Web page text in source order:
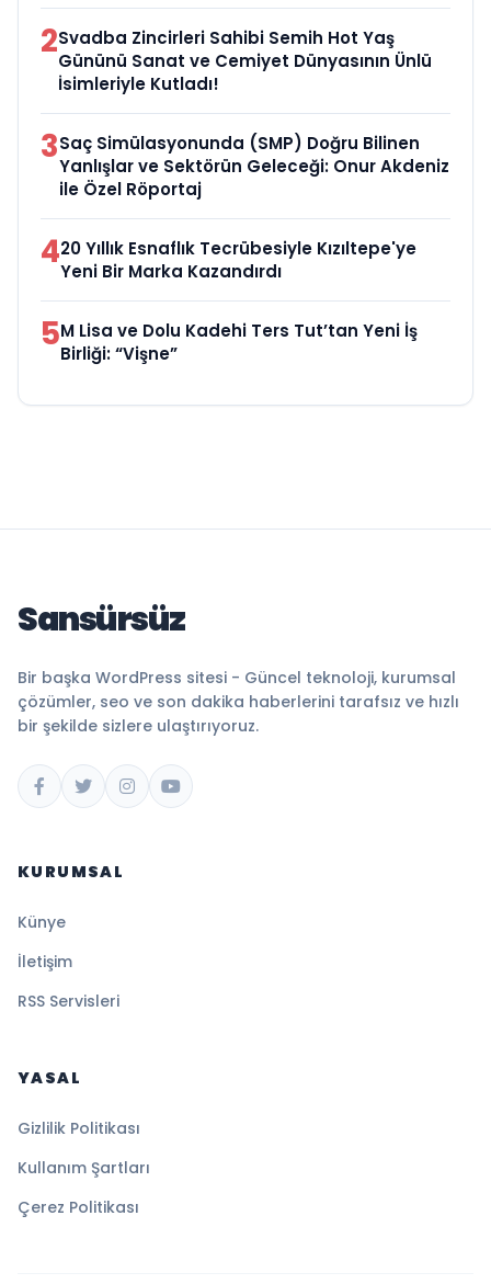
2Svadba Zincirleri Sahibi Semih Hot Yaş
Gününü Sanat ve Cemiyet Dünyasının Ünlü
İsimleriyle Kutladı!
3Saç Simülasyonunda (SMP) Doğru Bilinen
Yanlışlar ve Sektörün Geleceği: Onur Akdeniz
ile Özel Röportaj
420 Yıllık Esnaflık Tecrübesiyle Kızıltepe'ye
Yeni Bir Marka Kazandırdı
5M Lisa ve Dolu Kadehi Ters Tut’tan Yeni İş
Birliği: “Vişne”
Sansürsüz
Bir başka WordPress sitesi - Güncel teknoloji, kurumsal
çözümler, seo ve son dakika haberlerini tarafsız ve hızlı
bir şekilde sizlere ulaştırıyoruz.
KURUMSAL
Künye
İletişim
RSS Servisleri
YASAL
Gizlilik Politikası
Kullanım Şartları
Çerez Politikası